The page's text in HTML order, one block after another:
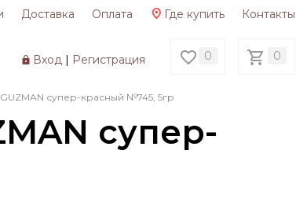
Доставка Оплата Где купить Контакты
Вход| Регистрация 0 0
супер-красный №745, 5гр
супер-